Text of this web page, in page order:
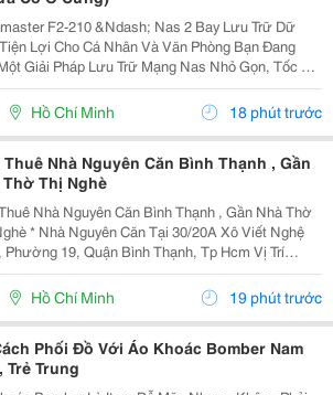
F2-210 &Ndash; Nas 2 Bay Lưu Trữ Dữ
Lợi Cho Cá Nhân Và Văn Phòng Bạn Đang
Giải Pháp Lưu Trữ Mạng Nas Nhỏ Gọn, Tốc Độ
Và Hỗ Trợ Nhiều Tính Năng Sao Lưu?
F2-210 Là Lựa Chọn Phù Hợp Cho Cá
Gia...
Hồ Chí Minh 18 phút trước
Thuê Nhà Nguyên Căn Bình Thạnh , Gần
Thờ Thị Nghè
Nhà Nguyên Căn Bình Thạnh , Gần Nhà Thờ
* Nhà Nguyên Căn Tại 30/20A Xô Viết Nghệ
Phường 19, Quận Bình Thạnh, Tp Hcm Vị Trí
Tiện, Khu Dân Cư Hiện Hữu, Di Chuyển Nhanh
Trung Tâm. * Diện Tích 57M&Sup2; ( Ngang 4M,...
Hồ Chí Minh 19 phút trước
Phối Đồ Với Áo Khoác Bomber Nam
Trẻ Trung